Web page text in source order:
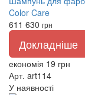
Color Care
611 630 грн
Докладніше
економія 19 грн
Арт. art114
У наявності